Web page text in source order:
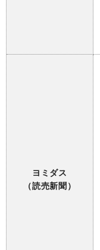
ヨミダス
（読売新聞）